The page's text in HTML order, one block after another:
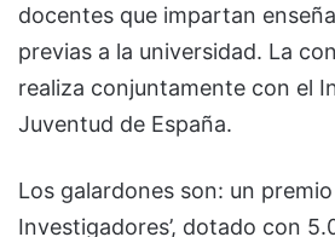
docentes que impartan
previas a la universidad. La
realiza conjuntamente con el
Juventud de España.
Los galardones son: un premio
Investigadores’, dotado con